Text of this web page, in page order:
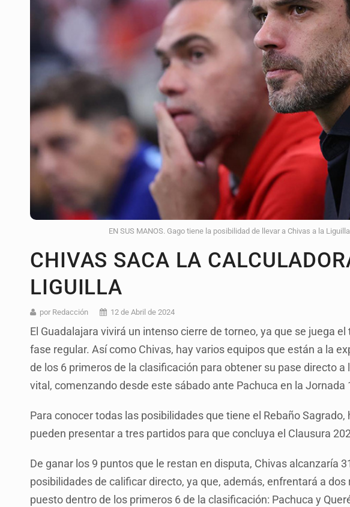
Resalta Fujimori restablecimiento de relaciones con
Asume Abelardo De la Espriella como Presidente de
Policías bajo la mira: La CEDHJ documenta su
Catean casa por esquema de fraude telefónico
EN SUS MANOS. Gago tiene la posibilidad de llevar a Chivas a la
CHIVAS SACA LA
LIGUILLA
por Redacción 12 de Abril de 2024
El Guadalajara vivirá un intenso cierre de torneo, ya que se juega
fase regular. Así como Chivas, hay varios equipos que están a la
de los 6 primeros de la clasificación para obtener su pase directo
vital, comenzando desde este sábado ante Pachuca en la Jornada
Para conocer todas las posibilidades que tiene el Rebaño
pueden presentar a tres partidos para que concluya el Clausura
De ganar los 9 puntos que le restan en disputa, Chivas alcanzaría
posibilidades de calificar directo, ya que, además, enfrentará a dos
puesto dentro de los primeros 6 de la clasificación: Pachuca y